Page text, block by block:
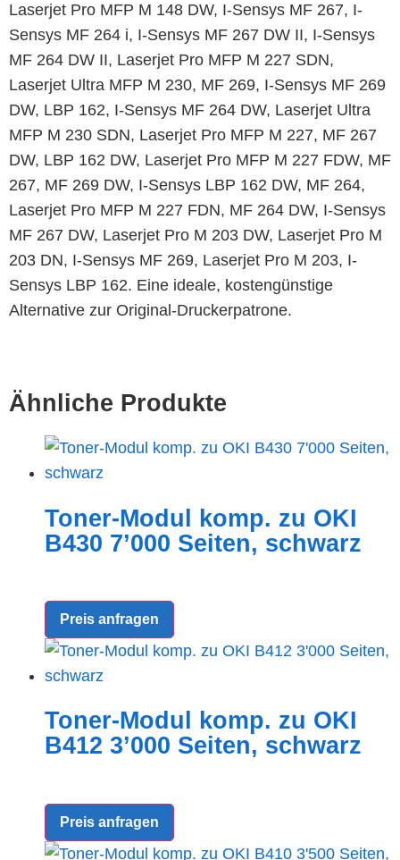
Laserjet Pro MFP M 148 DW, I-Sensys MF 267, I-
Sensys MF 264 i, I-Sensys MF 267 DW II, I-Sensys
MF 264 DW II, Laserjet Pro MFP M 227 SDN,
Laserjet Ultra MFP M 230, MF 269, I-Sensys MF 269
DW, LBP 162, I-Sensys MF 264 DW, Laserjet Ultra
MFP M 230 SDN, Laserjet Pro MFP M 227, MF 267
DW, LBP 162 DW, Laserjet Pro MFP M 227 FDW, MF
267, MF 269 DW, I-Sensys LBP 162 DW, MF 264,
Laserjet Pro MFP M 227 FDN, MF 264 DW, I-Sensys
MF 267 DW, Laserjet Pro M 203 DW, Laserjet Pro M
203 DN, I-Sensys MF 269, Laserjet Pro M 203, I-
Sensys LBP 162. Eine ideale, kostengünstige
Alternative zur Original-Druckerpatrone.
Ähnliche Produkte
Toner-Modul komp. zu OKI
B430 7’000 Seiten, schwarz
Preis anfragen
Toner-Modul komp. zu OKI
B412 3’000 Seiten, schwarz
Preis anfragen